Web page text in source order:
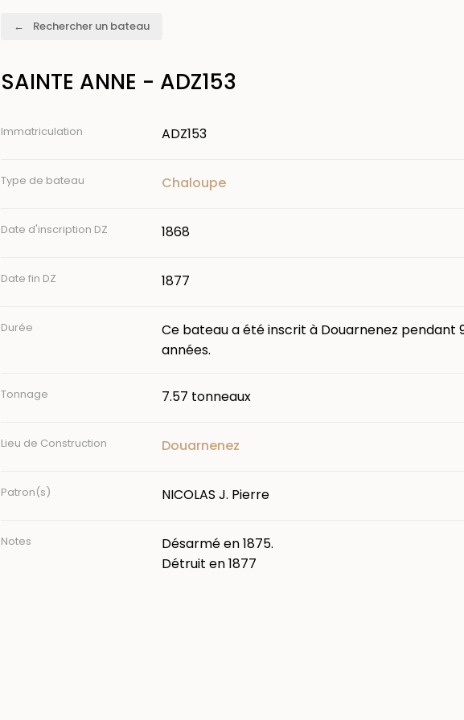
Rechercher un bateau
SAINTE ANNE - ADZ153
Immatriculation ADZ153
Type de bateau Chaloupe
Date d'inscription DZ 1868
Date fin DZ 1877
Durée
Ce bateau a été inscrit à Douarnenez pendant
années.
Tonnage 7.57 tonneaux
Lieu de Construction Douarnenez
Patron(s) NICOLAS J. Pierre
Notes
Désarmé en 1875.
Détruit en 1877